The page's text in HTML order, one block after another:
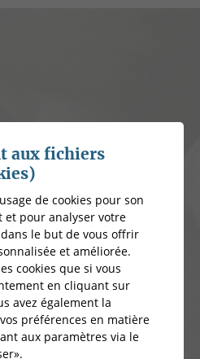
aux fichiers
de cookies pour son
et pour analyser votre
le but de vous offrir
et améliorée.
cookies que si vous
en cliquant sur
avez également la
préférences en matière
aux paramètres via le